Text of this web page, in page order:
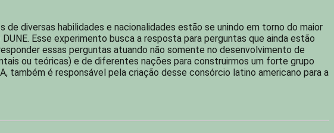
diversas habilidades e nacionalidades estão se unindo em torno do maior
Esse experimento busca a resposta para perguntas que ainda estão
essas perguntas atuando não somente no desenvolvimento de
ou teóricas) e de diferentes nações para construirmos um forte grupo
também é responsável pela criação desse consórcio latino americano para a